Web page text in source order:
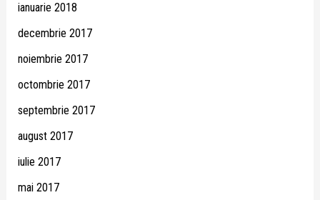
ianuarie 2018
decembrie 2017
noiembrie 2017
octombrie 2017
septembrie 2017
august 2017
iulie 2017
mai 2017